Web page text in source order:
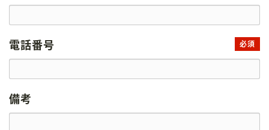
電話番号 必須
備考